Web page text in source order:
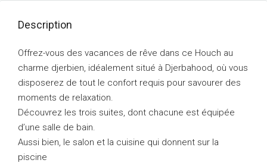
Description
Offrez-vous des vacances de rêve dans ce Houch au
charme djerbien, idéalement situé à Djerbahood, où vous
disposerez de tout le confort requis pour savourer des
moments de relaxation.
Découvrez les trois suites, dont chacune est équipée
d’une salle de bain.
Aussi bien, le salon et la cuisine qui donnent sur la
piscine